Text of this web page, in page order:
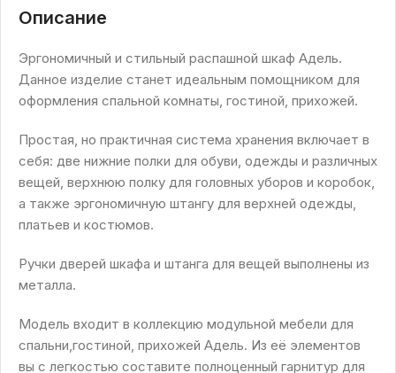
Описание
Эргономичный и стильный распашной шкаф Адель.
Данное изделие станет идеальным помощником для
оформления спальной комнаты, гостиной, прихожей.
Простая, но практичная система хранения включает в
себя: две нижние полки для обуви, одежды и различных
вещей, верхнюю полку для головных уборов и коробок,
а также эргономичную штангу для верхней одежды,
платьев и костюмов.
Ручки дверей шкафа и штанга для вещей выполнены из
металла.
Модель входит в коллекцию модульной мебели для
спальни,гостиной, прихожей Адель. Из её элементов
вы с легкостью составите полноценный гарнитур для